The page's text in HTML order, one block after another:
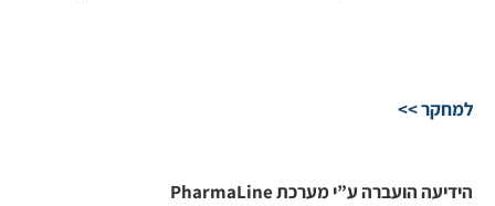
למחקר >>
הידיעה הועברה ע”י מערכת PharmaLine